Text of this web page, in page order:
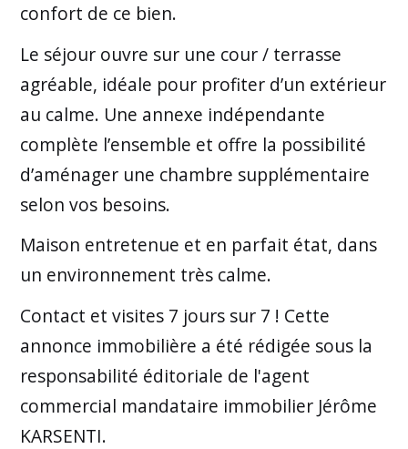
confort de ce bien.
Le séjour ouvre sur une cour / terrasse
agréable, idéale pour profiter d’un extérieur
au calme. Une annexe indépendante
complète l’ensemble et offre la possibilité
d’aménager une chambre supplémentaire
selon vos besoins.
Maison entretenue et en parfait état, dans
un environnement très calme.
Contact et visites 7 jours sur 7 ! Cette
annonce immobilière a été rédigée sous la
responsabilité éditoriale de l'agent
commercial mandataire immobilier Jérôme
KARSENTI.